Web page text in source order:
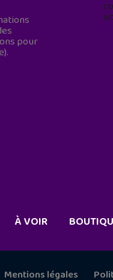
pour
À VOIR
Mentions légales